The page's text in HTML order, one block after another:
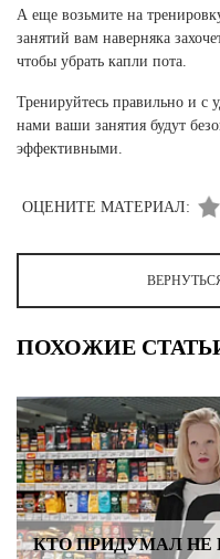
А еще возьмите на
занятий вам наверняка
чтобы убрать капли пота.
Тренируйтесь правильно и с
нами ваши занятия будут
эффективными.
ОЦЕНИТЕ МАТЕРИАЛ:
ПОХОЖИЕ
КТО ПРИДУМАЛ НЕ